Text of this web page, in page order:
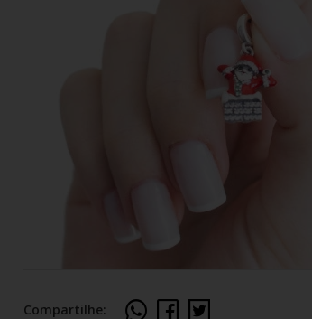
Berloque Viagem
Berloque Verão
Compartilhe: